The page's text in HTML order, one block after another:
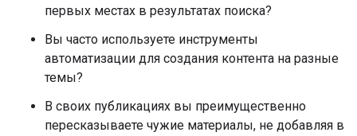
первых местах в результатах поиска?
Вы часто используете инструменты
автоматизации для создания контента на разные
темы?
В своих публикациях вы преимущественно
пересказываете чужие материалы, не добавляя в